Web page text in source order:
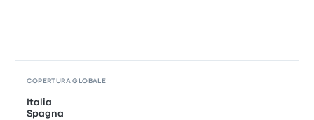
COPERTURA GLOBALE
Italia
Spagna